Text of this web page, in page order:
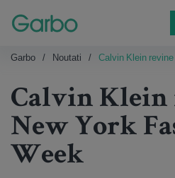
Garbo Noutati Calvin Klein
Calvin Klein
New York
Week